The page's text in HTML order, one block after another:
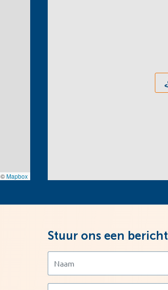
©Mapbox
Stuur ons een bericht